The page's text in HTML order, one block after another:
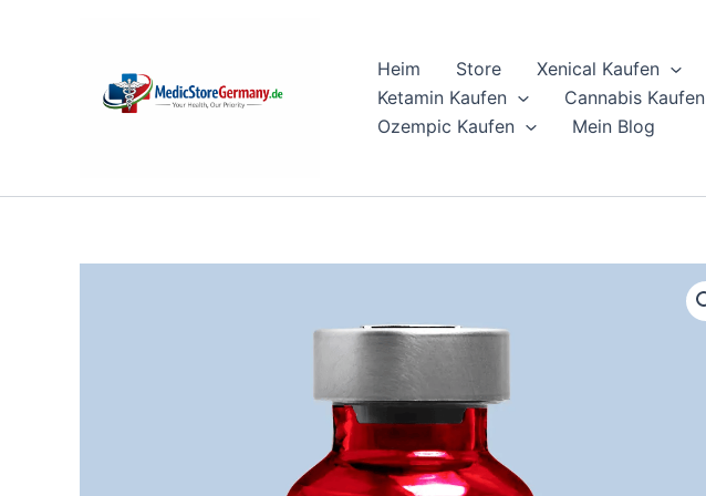
Heim Store Xenical Kaufen
Ketamin Kaufen
Cannabis Kaufen
Ozempic Kaufen
Mein Blog